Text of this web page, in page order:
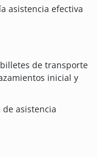
asistencia efectiva
de transporte
inicial y
de asistencia